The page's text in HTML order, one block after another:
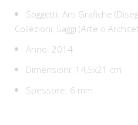
Soggetti: Arti Grafiche
Collezioni, Saggi (Arte o
Anno: 2014
Dimensioni: 14,5x21 cm
Spessore: 6 mm